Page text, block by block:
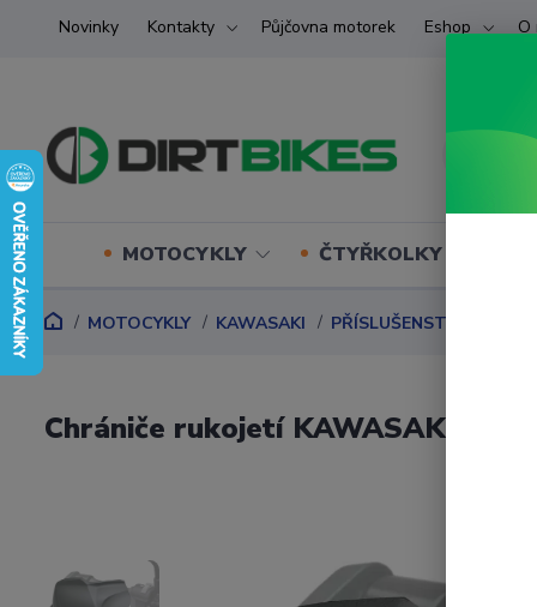
Novinky Kontakty Půjčovna motorek Eshop O
MOTOCYKLY ČTYŘKOLKY (ATV)
MOTOCYKLY KAWASAKI PŘÍSLUŠENSTVÍ DLE
Chrániče rukojetí KAWASAKI